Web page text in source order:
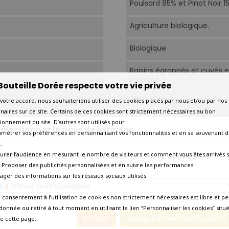
le pays de livraison
prix et les frais peuvent varier en fonction du pays/de la
de livraison.
Annuler Enregistrer les modifications
Poulsard 85% et Pinot Noir
Agriculture biologique.
Biologique
Raisins égrappés et cuvés
pigeage.
14°C-16°C.
Amateur curieux
Livraison express en 24
Dorée respecte votre vie privée
accord, nous souhaiterions utiliser des cookies placés par nous et/ou par nos
sur ce site. Certains de ces cookies sont strictement nécessaires au bon
du site. D’autres sont utilisés pour :
vos préférences en personnalisant vos fonctionnalités et en se souvenant
l’audience en mesurant le nombre de visiteurs et comment vous êtes arrivés
Proposer des publicités personnalisées et en suivre les performances.
des informations sur les réseaux sociaux utilisés.
consentement à l’utilisation de cookies non strictement nécessaires est libre et
ou retiré à tout moment en utilisant le lien “Personnaliser les cookies”
cette page.